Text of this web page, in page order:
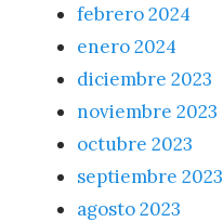
febrero 2024
enero 2024
diciembre 2023
noviembre 2023
octubre 2023
septiembre 2023
agosto 2023